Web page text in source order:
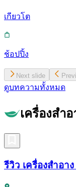
เกียวโต
ช้อปปิ้ง
Next slide
ดูบทความทั้งหมด
เครื่องสำ
รีวิว เครื่องสำอ